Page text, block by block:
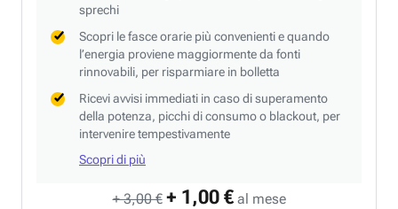
+ 3,00 € + 1,00 € al mese
sprechi
Scopri le fasce orarie più convenienti e quando
l’energia proviene maggiormente da fonti
rinnovabili, per risparmiare in bolletta
Ricevi avvisi immediati in caso di superamento
della potenza, picchi di consumo o blackout, per
intervenire tempestivamente
Scopri di più